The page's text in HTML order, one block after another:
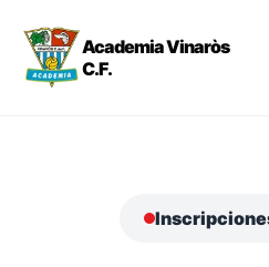
Academia Vinaròs
C.F.